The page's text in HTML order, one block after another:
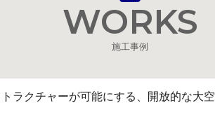
WORKS
施工事例
ラクチャーが可能にする、開放的な大